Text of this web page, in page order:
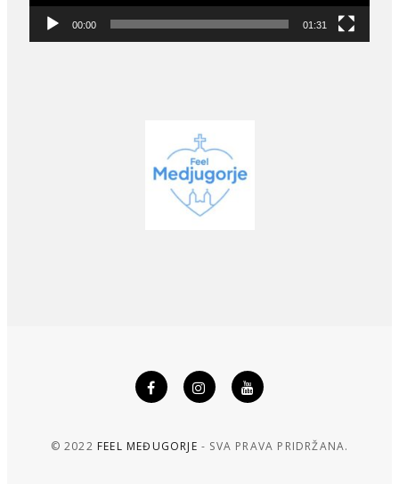
00:00 01:31
© 2022 FEEL MEĐUGORJE - SVA PRAVA PRIDRŽANA.